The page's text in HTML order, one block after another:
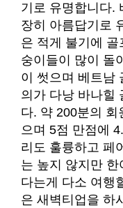
기로 유명합니다.
장히 아름답기로
은 적게 불기에
숭이들이 많이 돌
이 썻으며 베트남
의가 다낭 바나힐
다. 약 200분의 회
으며 5점 만점에
리도 훌륭하고 페
는 높지 않지만
다는게 다소 여행
은 새벽티업을 하